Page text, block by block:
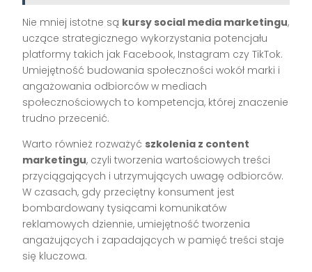
Nie mniej istotne są kursy social media marketingu,
uczące strategicznego wykorzystania potencjału
platformy takich jak Facebook, Instagram czy TikTok.
Umiejętność budowania społeczności wokół marki i
angażowania odbiorców w mediach
społecznościowych to kompetencja, której znaczenie
trudno przecenić.
Warto również rozważyć szkolenia z content
marketingu, czyli tworzenia wartościowych treści
przyciągających i utrzymujących uwagę odbiorców.
W czasach, gdy przeciętny konsument jest
bombardowany tysiącami komunikatów
reklamowych dziennie, umiejętność tworzenia
angażujących i zapadających w pamięć treści staje
się kluczowa.